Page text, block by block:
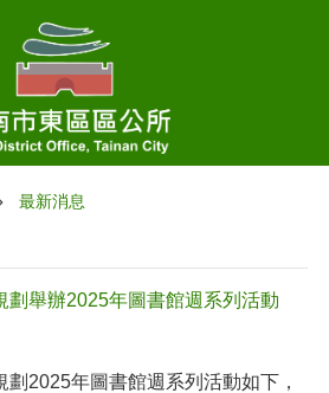
最新消息
劃舉辦2025年圖書館週系列活動
2025年圖書館週系列活動如下，